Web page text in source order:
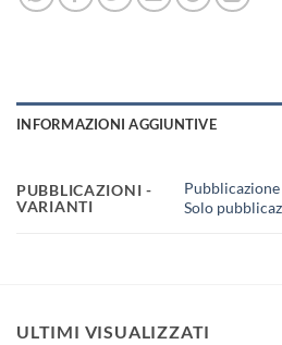
INFORMAZIONI AGGIUNTIVE
PUBBLICAZIONI -
VARIANTI
Solo
ULTIMI VISUALIZZATI